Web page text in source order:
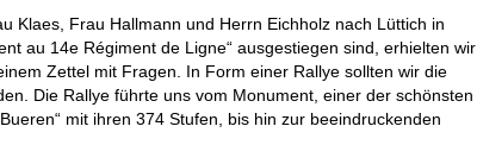
Klaes, Frau Hallmann und Herrn Eichholz nach Lüttich in
au 14e Régiment de Ligne“ ausgestiegen sind, erhielten wir
Zettel mit Fragen. In Form einer Rallye sollten wir die
Die Rallye führte uns vom Monument, einer der schönsten
mit ihren 374 Stufen, bis hin zur beeindruckenden